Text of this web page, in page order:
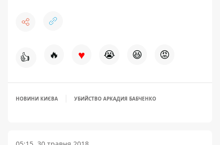
👍 🔥 ♥ 😭 😆 😡
НОВИНИ КИЄВА УБИЙСТВО АРКАДИЯ БАБЧЕНКО